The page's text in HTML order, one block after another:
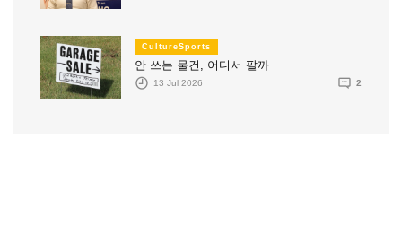
CultureSports
안 쓰는 물건, 어디서 팔까
13 Jul 2026 2